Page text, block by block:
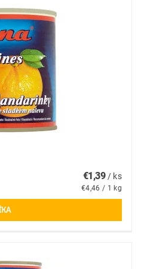
€1,39 / ks
€4,46 / 1 kg